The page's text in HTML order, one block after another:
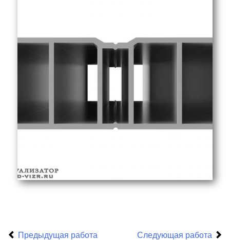
Предыдущая работа Следующая работа